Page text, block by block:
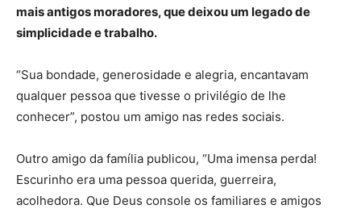
mais antigos moradores, que deixou um legado de
simplicidade e trabalho.
“Sua bondade, generosidade e alegria, encantavam
qualquer pessoa que tivesse o privilégio de lhe
conhecer”, postou um amigo nas redes sociais.
Outro amigo da família publicou, “Uma imensa perda!
Escurinho era uma pessoa querida, guerreira,
acolhedora. Que Deus console os familiares e amigos